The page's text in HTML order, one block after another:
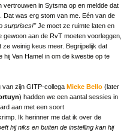
vertrouwen in Sytsma op en meldde dat
Dat was erg stom van me. Eén van de
surprises!"Je moet ze ruimte laten en
aan de RvT moeten voorleggen,
weinig keus meer. Begrijpelijk dat
Van Hamel in om de kwestie op te
van zijn GITP-collega Mieke Bello(later
) hadden we een aantal sessies in
aan met een soort
Ik herinner me dat ik over de
hij niks en buiten de instelling kan hij